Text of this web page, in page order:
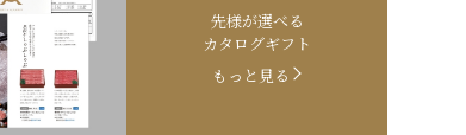
先様が選べる
カタログギフト
もっと見る